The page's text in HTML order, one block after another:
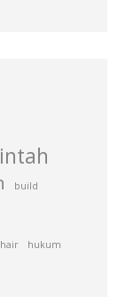
build
hair hukum